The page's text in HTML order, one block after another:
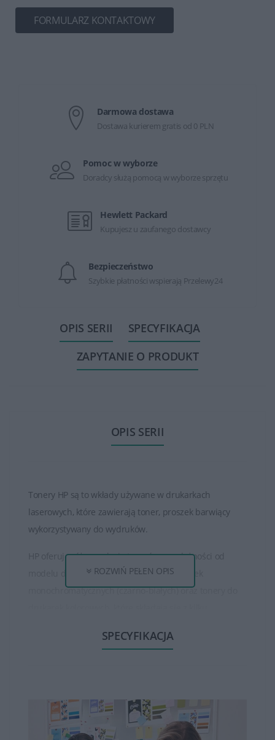
FORMULARZ KONTAKTOWY
Darmowa dostawa
Dostawa kurierem gratis od 0 PLN
Pomoc w wyborze
Doradcy służą pomocą w wyborze sprzętu
Hewlett Packard
Kupujesz u zaufanego dostawcy
Bezpieczeństwo
Szybkie płatności wspierają Przelewy24
OPIS SERII
SPECYFIKACJA
ZAPYTANIE O PRODUKT
OPIS SERII
Tonery HP są to wkłady używane w drukarkach
laserowych, które zawierają toner, proszek barwiący
wykorzystywany do wydruków.
HP oferuje różne rodzaje tonerów, w zależności od
modelu drukarki. Istnieją tonery do drukarek
monochromatycznych (czarno-białych) oraz tonery do
Tonery HP są dostępne w różnych pojemnościach, od
standardowe, co jest korzystne dla osób, które drukują
dużo dokumentów.
ROZWIŃ PEŁEN OPIS
SPECYFIKACJA